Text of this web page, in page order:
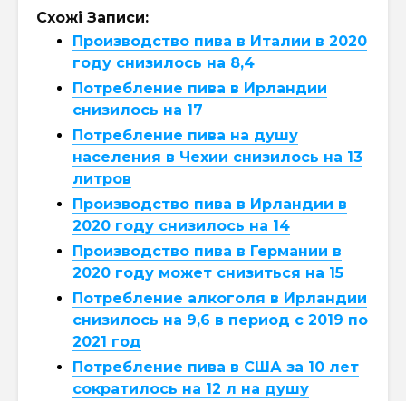
Схожі Записи:
Производство пива в Италии в 2020
году снизилось на 8,4
Потребление пива в Ирландии
снизилось на 17
Потребление пива на душу
населения в Чехии снизилось на 13
литров
Производство пива в Ирландии в
2020 году снизилось на 14
Производство пива в Германии в
2020 году может снизиться на 15
Потребление алкоголя в Ирландии
снизилось на 9,6 в период с 2019 по
2021 год
Потребление пива в США за 10 лет
сократилось на 12 л на душу